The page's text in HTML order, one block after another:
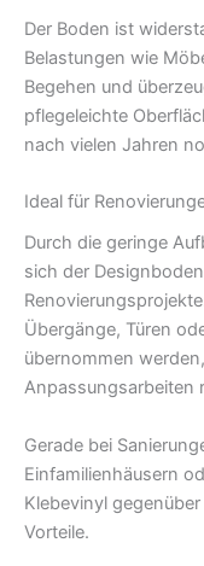
Der Boden ist
Belastungen wie
Begehen und
pflegeleichte
nach vielen Jahren
Ideal für
Durch die geringe
sich der
Übergänge, Türen
übernommen
Anpassungsarbeiten
Gerade bei
Einfamilienhäusern
Klebevinyl
Vorteile.